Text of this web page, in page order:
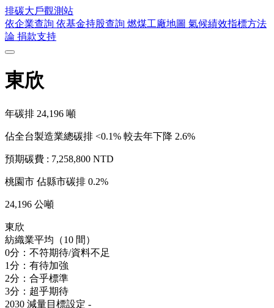
排碳大戶觀測站
依企業查詢 依基金持股查詢 燃煤工廠地圖 氣候績效指標方法
論 捐款支持
東欣
年碳排 24,196 噸
佔全台製造業總碳排 <0.1% 較去年下降 2.6%
預期碳費 : 7,258,800 NTD
桃園市 佔縣市碳排 0.2%
24,196 公噸
東欣
紡織業平均（10 間）
0分：不符期待/資料不足
1分：有待加強
2分：合乎標準
3分：超乎期待
2030 減量目標設定 -